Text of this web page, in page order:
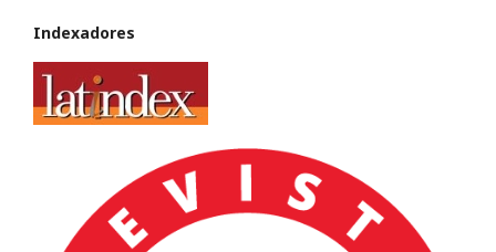
Indexadores